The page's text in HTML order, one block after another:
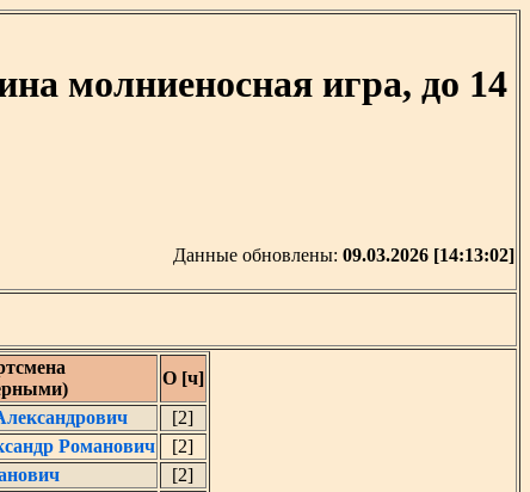
молниеносная игра, до 14
Данные обновлены: 09.03.2026 [14:13:02]
О [ч]
[2]
Романович
[2]
[2]